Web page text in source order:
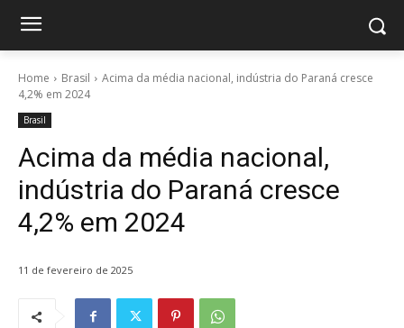
Home Brasil
Acima da média nacional, indústria do Paraná cresce
4,2% em 2024
Brasil
Acima da média nacional,
indústria do Paraná cresce
4,2% em 2024
11 de fevereiro de 2025